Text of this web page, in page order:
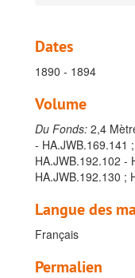
Dates
1890 - 1894
Volume
Du Fonds: 2,4
- HA.JWB.169.141
HA.JWB.192.102 -
HA.JWB.192.130 ;
Langue des
Français
Permalien